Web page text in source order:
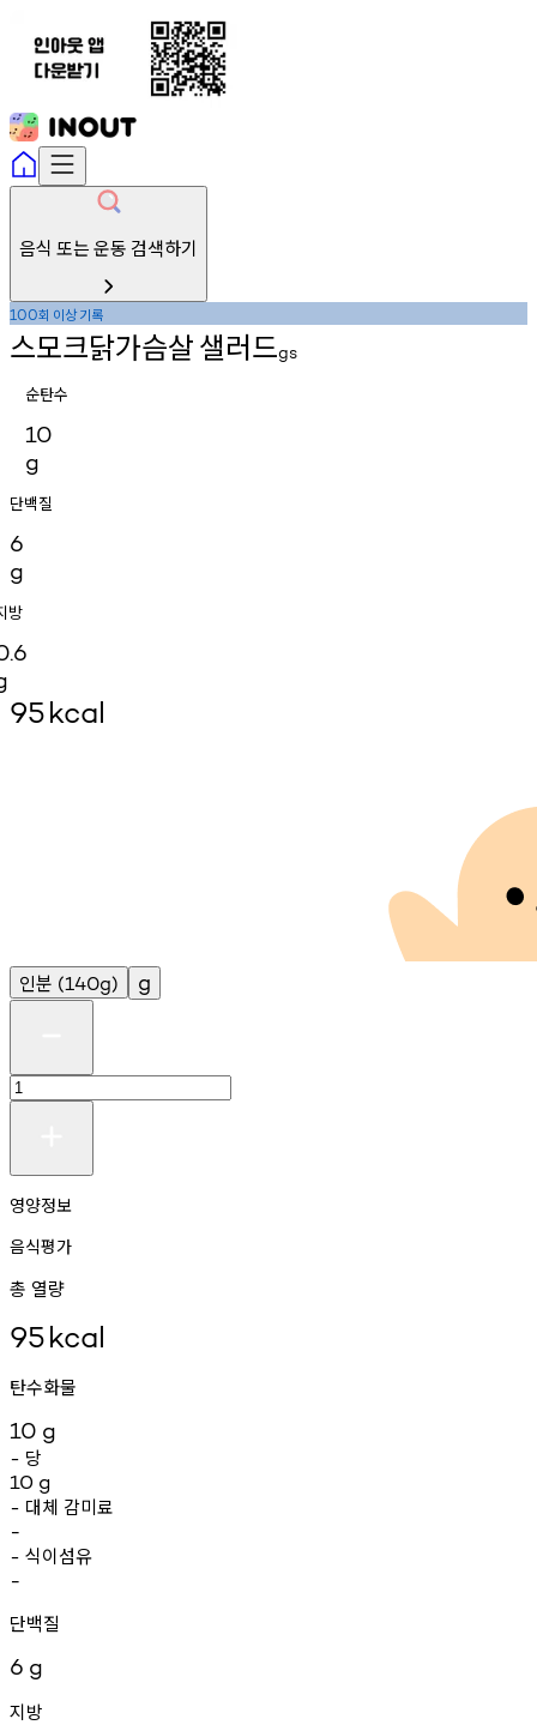
음식 또는 운동 검색하기
100회 이상기록
스모크닭가슴살샐러드gs
순탄수
10
g
단백질
6
g
방
95kcal
인분 (140g) g
영양정보
음식평가
총 열량
95kcal
탄수화물
10 g
- 당
10 g
- 대체 감미료
-
- 식이섬유
-
단백질
6 g
지방